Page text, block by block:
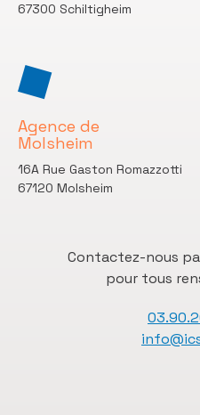
67300 Schiltigheim
Agence de
Molsheim
16A Rue Gaston Romazzotti
67120 Molsheim
Contactez-nous
pour tous